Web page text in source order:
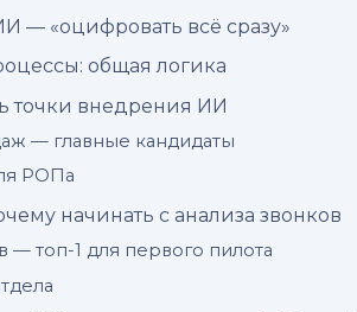
— «оцифровать всё сразу»
общая логика
точки внедрения ИИ
— главные кандидаты
РОПа
начинать с анализа звонков
топ-1 для первого пилота